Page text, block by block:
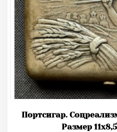
Портсигар.
Размер